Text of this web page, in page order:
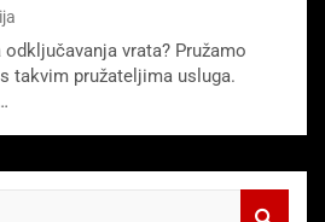
vrata? Pružamo
takvim pružateljima usluga.